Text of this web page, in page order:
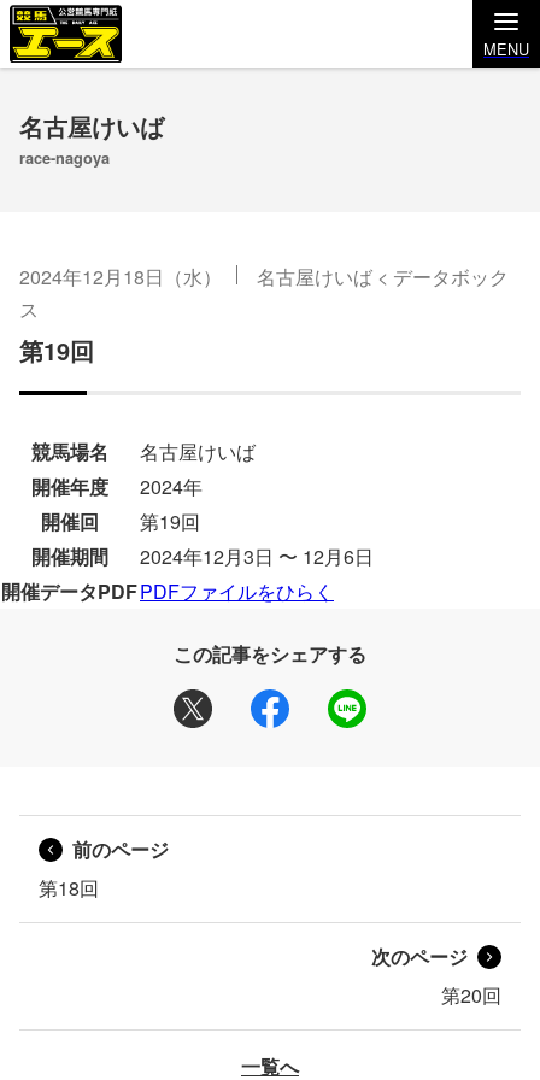
MENU
名古屋けいば
race-nagoya
2024年12月18日（水） 名古屋けいば < データボック
ス
第19回
競馬場名
名古屋けいば
開催年度
2024年
開催回
第19回
開催期間
2024年12月3日 〜 12月6日
開催データPDFPDFファイルをひらく
この記事をシェアする
前のページ
第18回
次のページ
第20回
一覧へ